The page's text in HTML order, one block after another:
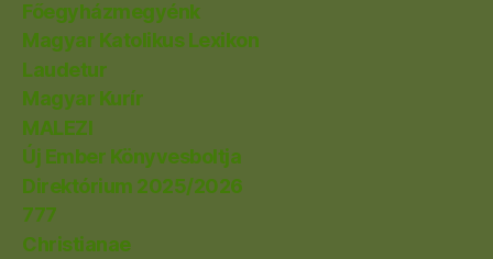
Főegyházmegyénk
Magyar Katolikus Lexikon
Laudetur
Magyar Kurír
MALEZI
Új Ember Könyvesboltja
Direktórium 2025/2026
777
Christianae